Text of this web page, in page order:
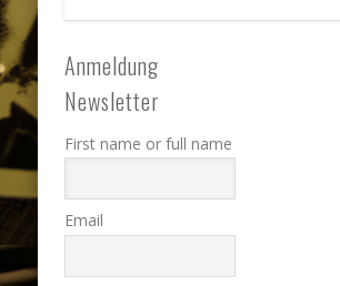
Anmeldung
Newsletter
First name or full name
Email